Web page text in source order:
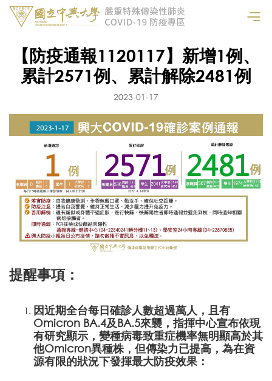
【防疫通報1120117】新增1例、
累計2571例、累計解除2481例
2023-01-17
提醒事項：
因近期全台每日確診人數超過萬人，且有
Omicron BA.4及BA.5來襲，指揮中心宣布依現
有研究顯示，變種病毒致重症機率無明顯高於其
他Omicron異種株，但傳染力已提高，為在資
源有限的狀況下發揮最大防疫效果：